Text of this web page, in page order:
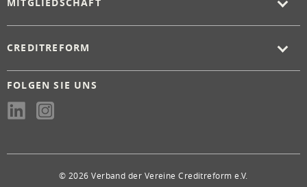
MITGLIEDSCHAFT
CREDITREFORM
FOLGEN SIE UNS
© 2026 Verband der Vereine Creditreform e.V.